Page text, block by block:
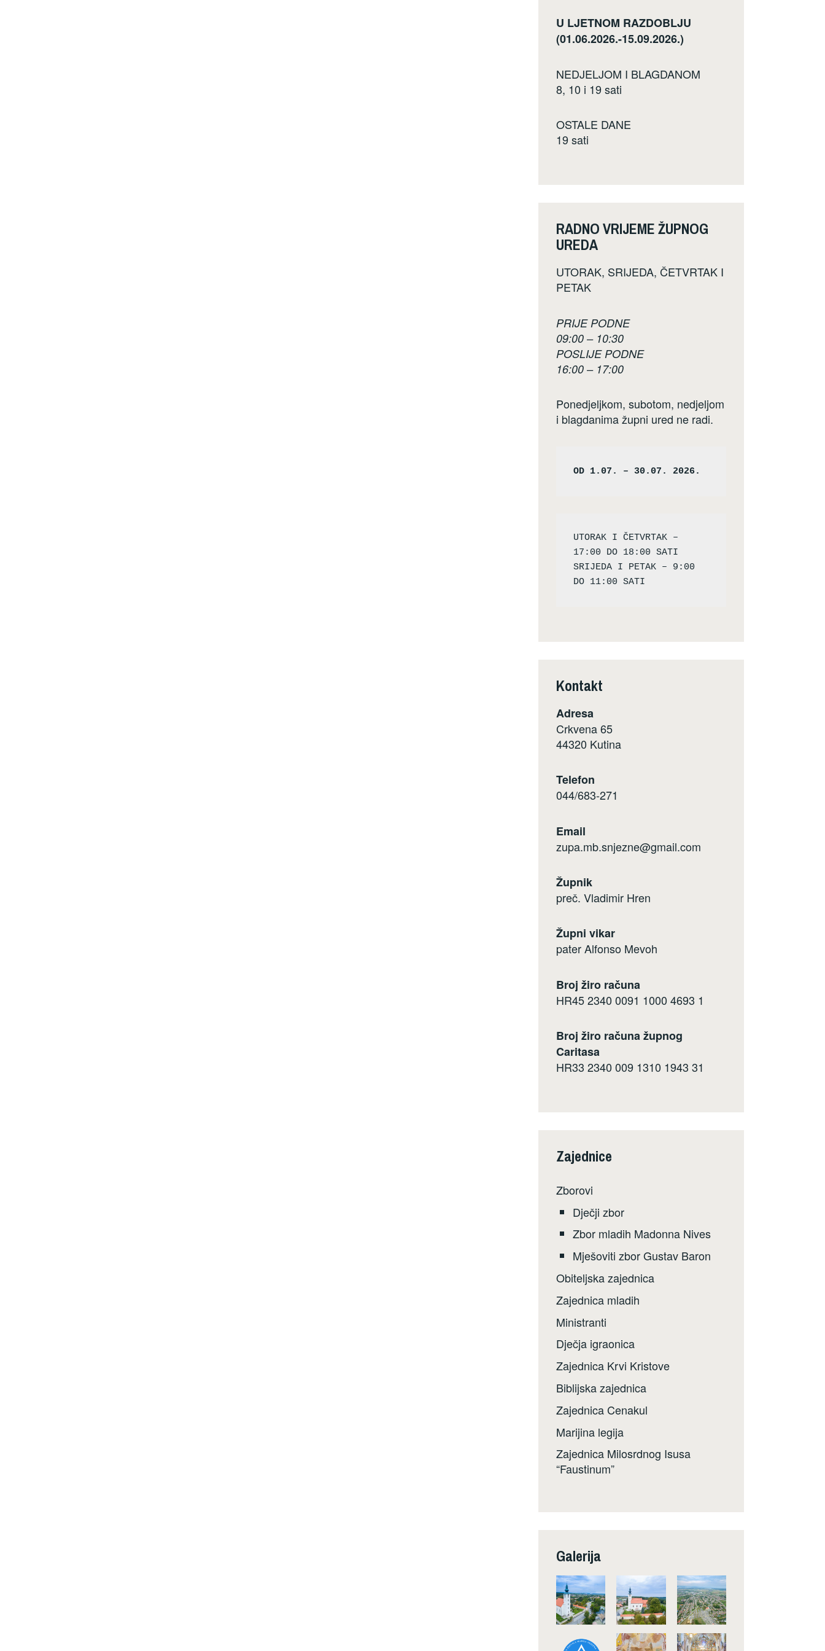
U LJETNOM RAZDOBLJU
(01.06.2026.-15.09.2026.)
NEDJELJOM I BLAGDANOM
8, 10 i 19 sati
OSTALE DANE
19 sati
RADNO VRIJEME ŽUPNOG
UREDA
UTORAK, SRIJEDA, ČETVRTAK I
PETAK
PRIJE PODNE
09:00 – 10:30
POSLIJE PODNE
16:00 – 17:00
Ponedjeljkom, subotom, nedjeljom
i blagdanima župni ured ne radi.
OD 1.07. – 30.07. 2026.
UTORAK I ČETVRTAK –
17:00 DO 18:00 SATI
SRIJEDA I PETAK – 9:00
Kontakt
Adresa
Crkvena 65
44320 Kutina
Telefon
044/683-271
Email
zupa.mb.snjezne@gmail.com
Župnik
preč. Vladimir Hren
Župni vikar
pater Alfonso Mevoh
Broj žiro računa
HR45 2340 0091 1000 4693 1
Broj žiro računa župnog
Caritasa
HR33 2340 009 1310 1943 31
Zajednice
Zborovi
Dječji zbor
Zbor mladih Madonna Nives
Mješoviti zbor Gustav Baron
Obiteljska zajednica
Zajednica mladih
Ministranti
Dječja igraonica
Zajednica Krvi Kristove
Biblijska zajednica
Zajednica Cenakul
Marijina legija
Zajednica Milosrdnog Isusa
“Faustinum”
Galerija